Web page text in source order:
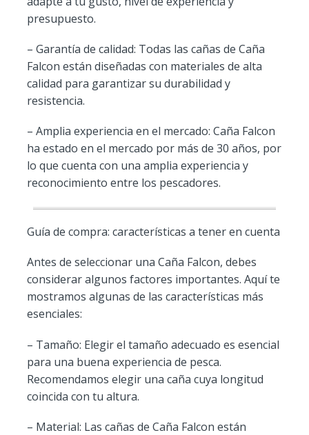
presupuesto.
– Garantía de calidad: Todas las cañas de Caña
Falcon están diseñadas con materiales de alta
calidad para garantizar su durabilidad y
resistencia.
– Amplia experiencia en el mercado: Caña Falcon
ha estado en el mercado por más de 30 años, por
lo que cuenta con una amplia experiencia y
reconocimiento entre los pescadores.
Guía de compra: características a tener en cuenta
Antes de seleccionar una Caña Falcon, debes
considerar algunos factores importantes. Aquí te
mostramos algunas de las características más
esenciales:
– Tamaño: Elegir el tamaño adecuado es esencial
para una buena experiencia de pesca.
Recomendamos elegir una caña cuya longitud
coincida con tu altura.
– Material: Las cañas de Caña Falcon están